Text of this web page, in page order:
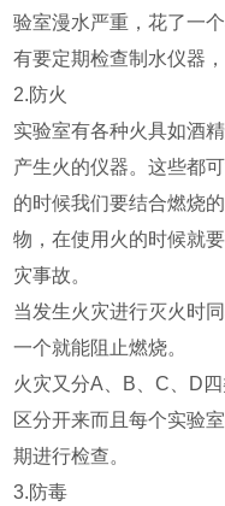
验室漫水严重，花了一
有要定期检查制水仪器
2.防火
实验室有各种火具如酒
产生火的仪器。这些都
的时候我们要结合燃烧
物，在使用火的时候就
灾事故。
当发生火灾进行灭火时
一个就能阻止燃烧。
火灾又分A、B、C、D
区分开来而且每个实验
期进行检查。
3.防毒